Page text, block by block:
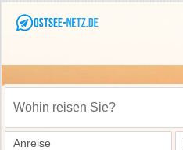
Wohin reisen Sie?
Anreise